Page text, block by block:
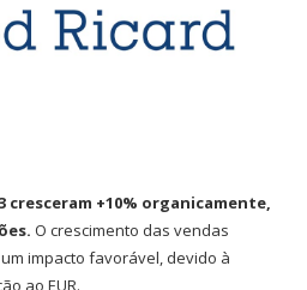
cresceram +10% organicamente,
O crescimento das vendas
impacto favorável, devido à